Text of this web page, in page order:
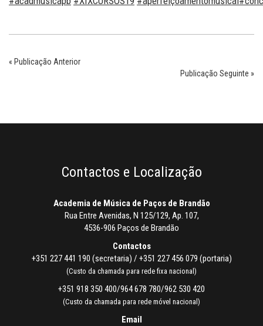
« Publicação Anterior
Publicação Seguinte »
Contactos e Localização
Academia de Música de Paços de Brandão
Rua Entre Avenidas, N 125/129, Ap. 107,
4536-906 Paços de Brandão
Contactos
+351 227 441 190 (secretaria) / +351 227 456 079 (portaria)
(Custo da chamada para rede fixa nacional)
+351 918 350 400/964 678 780/962 530 420
(Custo da chamada para rede móvel nacional)
Email